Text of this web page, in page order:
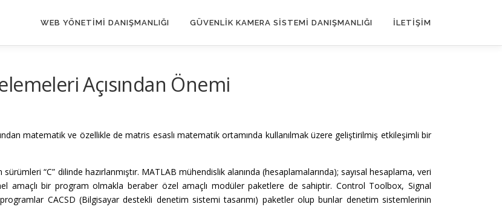
WEB YÖNETIMI DANIŞMANLIĞI GÜVENLIK KAMERA SISTEMI DANIŞMANLIĞI İLETIŞIM
Açısından Önemi
matematik ve özellikle de matris esaslı matematik ortamında kullanılmak üzere geliştirilmiş etkileşimli bir
“C” dilinde hazırlanmıştır. MATLAB mühendislik alanında (hesaplamalarında); sayısal hesaplama, veri
amaçlı bir program olmakla beraber özel amaçlı modüler paketlere de sahiptir. Control Toolbox, Signal
CACSD (Bilgisayar destekli denetim sistemi tasarımı) paketler olup bunlar denetim sistemlerinin